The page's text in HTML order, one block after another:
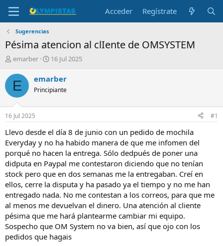
Acceder Regístrate
Sugerencias
Pésima atencion al clIente de OMSYSTEM
I
i
c
a
d
o
r
e
l
t
e
m
a
emarber
F
c
h
a
i
n
c
i
o
16 Jul 2025
E emarber
Principiante
16 Jul 2025 #1
Llevo desde el día 8 de junio con un pedido de mochila
Everyday y no ha habido manera de que me infomen del
porqué no hacen la entrega. Sólo dedpués de poner una
didputa en Paypal me contestaron diciendo que no tenían
stock pero que en dos semanas me la entregaban. Creí en
ellos, cerre la disputa y ha pasado ya el tiempo y no me han
entregado nada. No me contestan a los correos, para que me
al menos me devuelvan el dinero. Una atención al cliente
pésima que me hará plantearme cambiar mi equipo.
Sospecho que OM System no va bien, así que ojo con los
pedidos que hagais